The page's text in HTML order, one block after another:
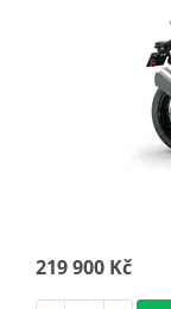
219 900 Kč